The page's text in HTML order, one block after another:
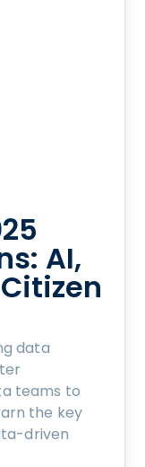
AI,
data
teams to
the key
driven